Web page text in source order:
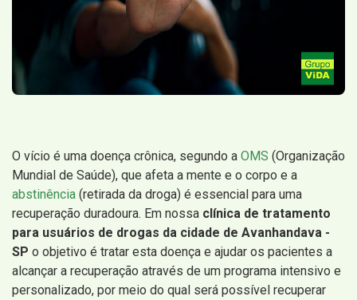
O vício é uma doença crônica, segundo a OMS (Organização
Mundial de Saúde), que afeta a mente e o corpo e a
abstinência (retirada da droga) é essencial para uma
recuperação duradoura. Em nossa clínica de tratamento
para usuários de drogas da cidade de Avanhandava -
SP o objetivo é tratar esta doença e ajudar os pacientes a
alcançar a recuperação através de um programa intensivo e
personalizado, por meio do qual será possível recuperar